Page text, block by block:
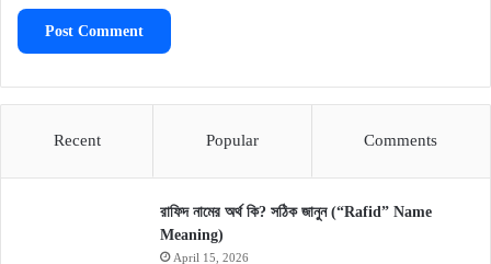
Recent Popular Comments
রাফিদ নামের অর্থ কি? সঠিক জানুন (“Rafid” Name
Meaning)
April 15, 2026